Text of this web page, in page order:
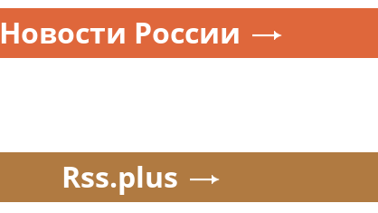
Новости России
Rss.plus